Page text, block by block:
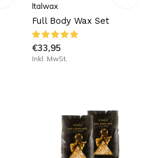
Italwax
Full Body Wax Set
€33,95
Inkl. MwSt.